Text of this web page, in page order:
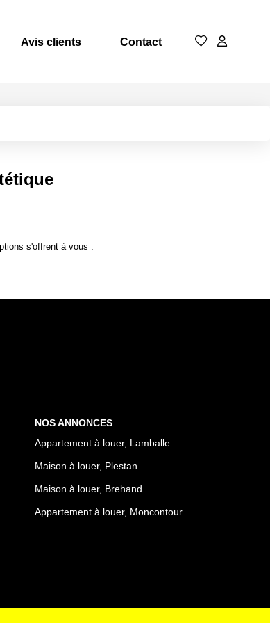
Avis clients Contact
s'offrent à vous :
NOS ANNONCES
Appartement à louer, Lamballe
Maison à louer, Plestan
Maison à louer, Brehand
Appartement à louer, Moncontour